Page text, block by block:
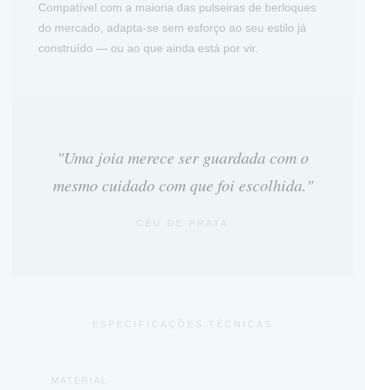
Compatível com a maioria das pulseiras de berloques
do mercado, adapta-se sem esforço ao seu estilo já
construído — ou ao que ainda está por vir.
"Uma joia merece ser guardada com o
mesmo cuidado com que foi escolhida."
ESPECIFICAÇÕES TÉCNICAS
MATERIAL